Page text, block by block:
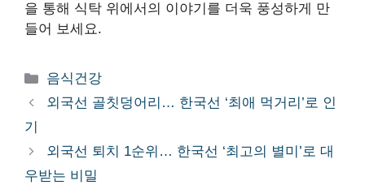
을 통해 식탁 위에서의 이야기를 더욱 풍성하게 만
들어 보세요.
카
테
음식건강
외국선 골칫덩어리… 한국선 ‘최애 먹거리’로 인
기
외국선 퇴치 1순위… 한국선 ‘최고의 별미’로 대
우받는 비밀